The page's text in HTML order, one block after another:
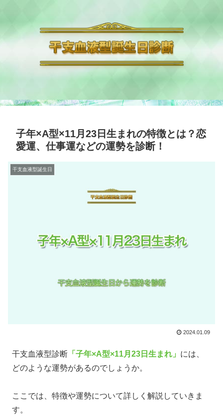
子年×A型×11月23日生まれの特徴とは？恋
愛運、仕事運などの運勢を診断！
干支血液型誕生日
2024.01.09
干支血液型診断 「子年×A型×11月23日生まれ」 には、
どのような運勢があるのでしょうか。
ここでは、特徴や運勢について詳しく解説していきま
す。